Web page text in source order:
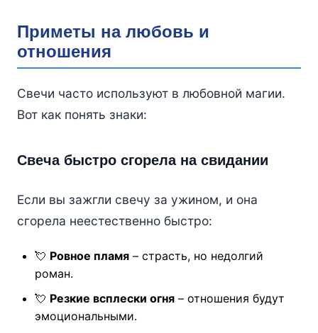
Приметы на любовь и
отношения
Свечи часто используют в любовной магии.
Вот как понять знаки:
Свеча быстро сгорела на свидании
Если вы зажгли свечу за ужином, и она
сгорела неестественно быстро:
💘 Ровное пламя– страсть, но недолгий
роман.
💘 Резкие всплески огня– отношения будут
эмоциональными.